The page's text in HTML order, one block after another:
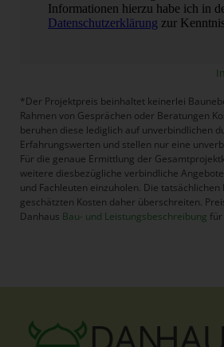
*Der Projektpreis beinhaltet keinerlei
Rahmen von Gesprächen oder Beratungen
beruhen diese lediglich auf unverbindlichen
Erfahrungswerten und stellen nur eine
Für die genaue Ermittlung der
weitere diesbezügliche verbindliche
und Fachleuten einzuholen. Die tatsächlichen
geschätzten Kosten daher überschreiten.
Danhaus Bau- und Leistungsbeschreibung